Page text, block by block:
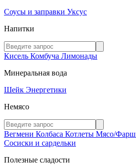
Соусы и заправки Уксус
Напитки
Кисель Комбуча Лимонады
Минеральная вода
Шейк Энергетики
Немясо
Вегмени Колбаса Котлеты Мясо/Фарш
Сосиски и сардельки
Полезные сладости